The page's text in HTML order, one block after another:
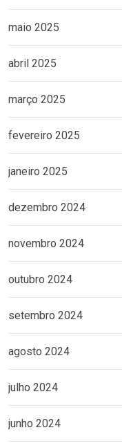
maio 2025
abril 2025
março 2025
fevereiro 2025
janeiro 2025
dezembro 2024
novembro 2024
outubro 2024
setembro 2024
agosto 2024
julho 2024
junho 2024